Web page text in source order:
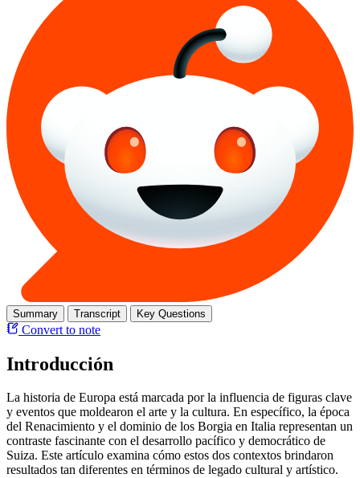
Summary Transcript Key Questions
Convert to note
Introducción
La historia de Europa está marcada por la influencia de figuras clave
y eventos que moldearon el arte y la cultura. En específico, la época
del Renacimiento y el dominio de los Borgia en Italia representan un
contraste fascinante con el desarrollo pacífico y democrático de
Suiza. Este artículo examina cómo estos dos contextos brindaron
resultados tan diferentes en términos de legado cultural y artístico.